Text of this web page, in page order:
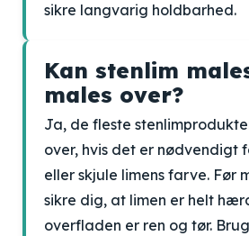
sikre langvarig holdbarhed.
Kan stenlim
males over?
Ja, de fleste
over, hvis det er nødvendigt
eller skjule limens farve. Før
sikre dig, at limen er helt
overfladen er ren og tør.